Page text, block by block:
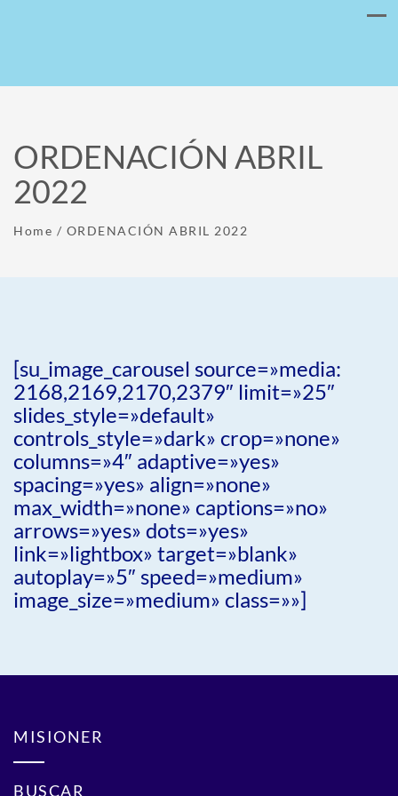
ORDENACIÓN ABRIL
2022
Home / ORDENACIÓN ABRIL 2022
[su_image_carousel source=»media:
2168,2169,2170,2379″ limit=»25″
slides_style=»default»
controls_style=»dark» crop=»none»
columns=»4″ adaptive=»yes»
spacing=»yes» align=»none»
max_width=»none» captions=»no»
arrows=»yes» dots=»yes»
link=»lightbox» target=»blank»
autoplay=»5″ speed=»medium»
image_size=»medium» class=»»]
MISIONER
BUSCAR